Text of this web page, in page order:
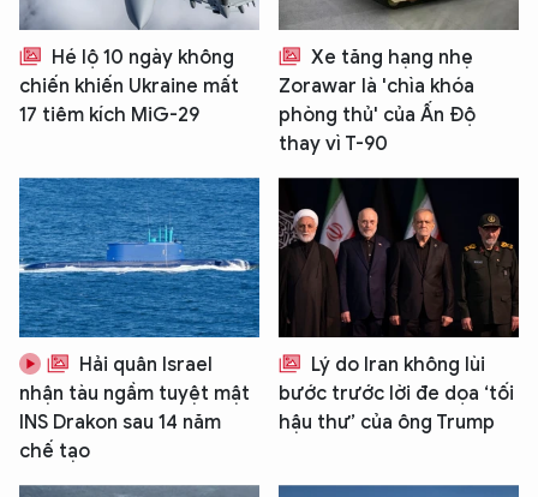
Hé lộ 10 ngày không
chiến khiến Ukraine mất
17 tiêm kích MiG-29
Xe tăng hạng nhẹ
Zorawar là 'chìa khóa
phòng thủ' của Ấn Độ
thay vì T-90
Hải quân Israel
nhận tàu ngầm tuyệt mật
INS Drakon sau 14 năm
chế tạo
Lý do Iran không lùi
bước trước lời đe dọa ‘tối
hậu thư’ của ông Trump